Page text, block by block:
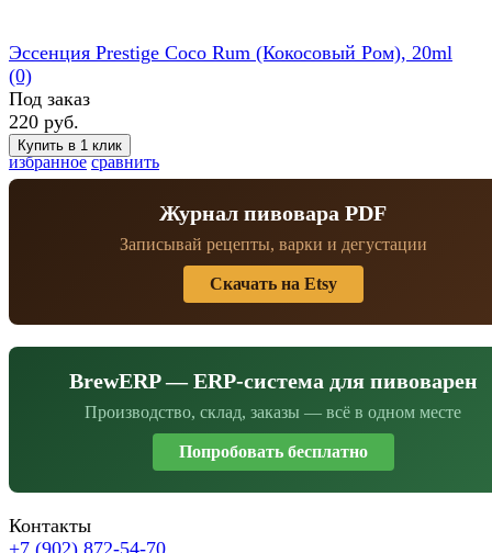
избранное сравнить
Эссенция Prestige Coco Rum (Кокосовый Ром), 20ml
(0)
Под заказ
220 руб.
Журнал пивовара PDF
Записывай рецепты, варки и дегустации
Скачать на Etsy
BrewERP — ERP-система для пивоварен
Производство, склад, заказы — всё в одном месте
Попробовать бесплатно
Контакты
+7 (902) 872-54-70